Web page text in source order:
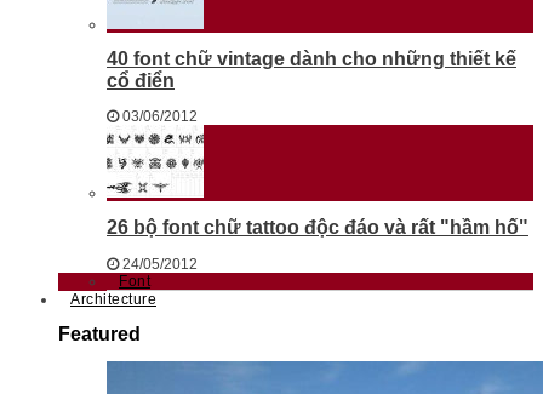
40 font chữ vintage dành cho những thiết kế
cổ điển
03/06/2012
26 bộ font chữ tattoo độc đáo và rất "hầm hố"
24/05/2012
Font
Architecture
Featured